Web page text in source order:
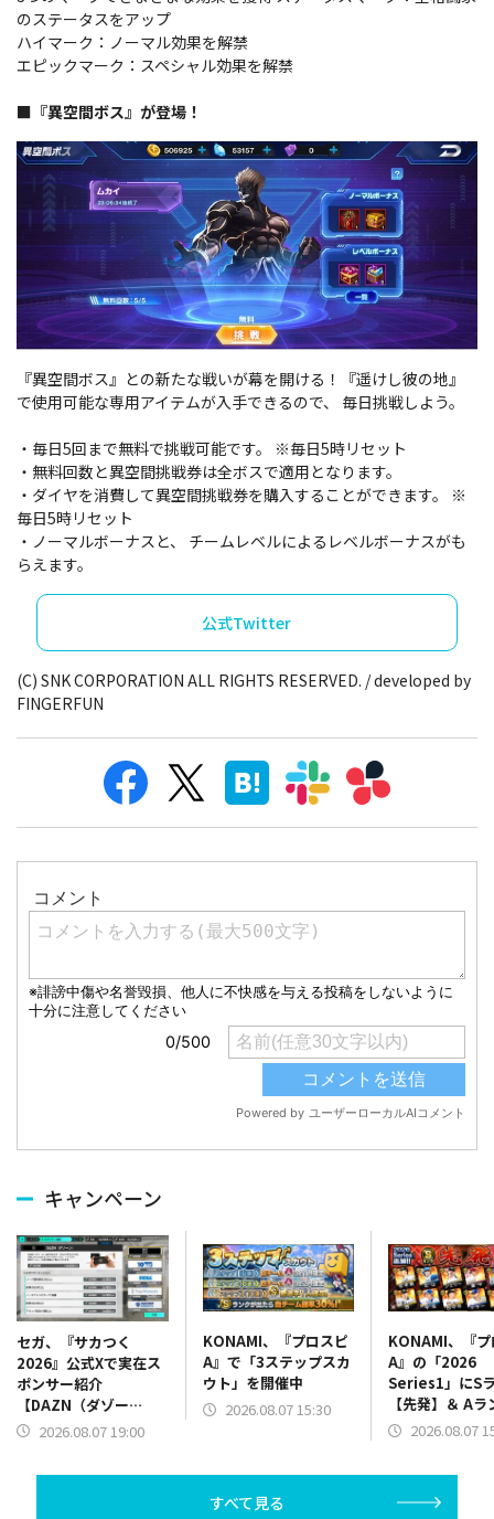
のステータスをアップ
ハイマーク：ノーマル効果を解禁
エピックマーク：スペシャル効果を解禁
■『異空間ボス』が登場！
『異空間ボス』との新たな戦いが幕を開ける！
『遥けし彼の地』
で使用可能な専用アイテムが入手できるので、 毎日挑戦しよう。
・毎日5回まで無料で挑戦可能です。 ※毎日5時リセット
・無料回数と異空間挑戦券は全ボスで適用となります。
・ダイヤを消費して異空間挑戦券を購入することができます。 ※
毎日5時リセット
・ノーマルボーナスと、 チームレベルによるレベルボーナスがも
らえます。
公式Twitter
(C) SNK CORPORATION ALL RIGHTS RESERVED. / developed by
FINGERFUN
キャンペーン
セガ、『サカつく
2026』公式Xで実在ス
ポンサー紹介
【DAZN（ダゾー
ン）】篇をポスト
2026.08.07 19:00
KONAMI、『プロスピ
A』で「3ステップスカ
ウト」を開催中
2026.08.07 15:30
KONAMI、『
A』の「2026
Series1」にS
【先発】＆ Aラ
【野手】新登
塁手)、持丸泰
2026.08.07
すべて見る